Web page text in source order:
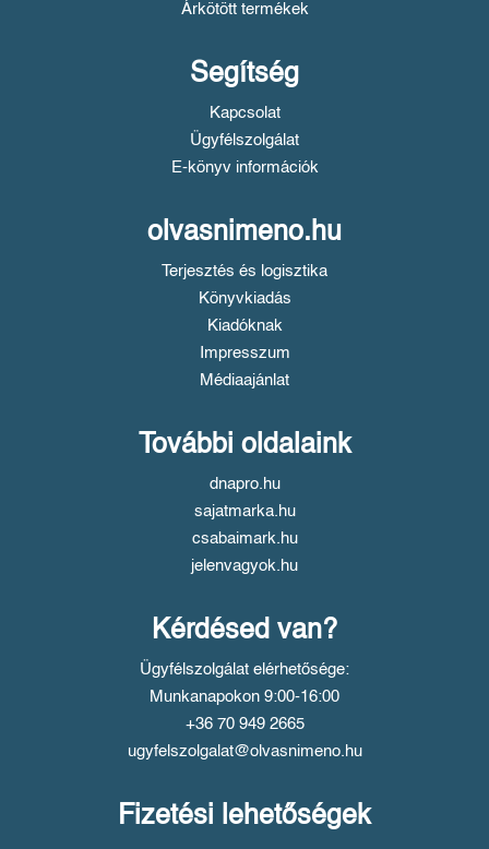
Árkötött termékek
Segítség
Kapcsolat
Ügyfélszolgálat
E-könyv információk
olvasnimeno.hu
Terjesztés és logisztika
Könyvkiadás
Kiadóknak
Impresszum
Médiaajánlat
További oldalaink
dnapro.hu
sajatmarka.hu
csabaimark.hu
jelenvagyok.hu
Kérdésed van?
Ügyfélszolgálat elérhetősége:
Munkanapokon 9:00-16:00
+36 70 949 2665
ugyfelszolgalat@olvasnimeno.hu
Fizetési lehetőségek